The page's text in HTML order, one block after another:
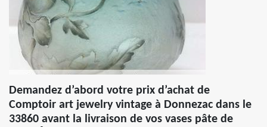
Demandez d’abord votre prix d’achat de
Comptoir art jewelry vintage à Donnezac dans le
33860 avant la livraison de vos vases pâte de